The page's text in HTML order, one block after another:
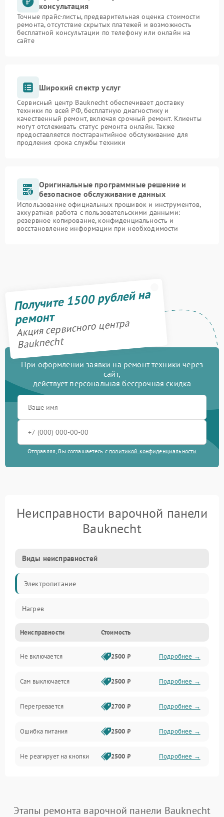
консультация
Точные прайс-листы, предварительная оценка стоимости
ремонта, отсутствие скрытых платежей и возможность
бесплатной консультации по телефону или онлайн на
сайте
Широкий спектр услуг
Сервисный центр Bauknecht обеспечивает доставку
техники по всей РФ, бесплатную диагностику и
качественный ремонт, включая срочный ремонт. Клиенты
могут отслеживать статус ремонта онлайн. Также
предоставляется постгарантийное обслуживание для
продления срока службы техники
Оригинальные программные решение и
безопасное обслуживание данных
Использование официальных прошивок и инструментов,
аккуратная работа с пользовательскими данными:
резервное копирование, конфиденциальность и
восстановление информации при необходимости
Получите 1500 рублей на
ремонт
Акция сервисного центра
Bauknecht
При оформлении заявки на ремонт техники через
сайт,
действует персональная бессрочная скидка
Отправляя, Вы соглашаетесь с политикой конфиденциальности
Неисправности варочной панели
Bauknecht
Виды неисправностей
Электропитание
Нагрев
Неисправности Стоимость
Не включается 2500 ₽ Подробнее →
Сам выключается 2500 ₽ Подробнее →
Перегревается 2700 ₽ Подробнее →
Ошибка питания 2500 ₽ Подробнее →
Не реагирует на кнопки 2500 ₽ Подробнее →
Этапы ремонта варочной панели Bauknecht